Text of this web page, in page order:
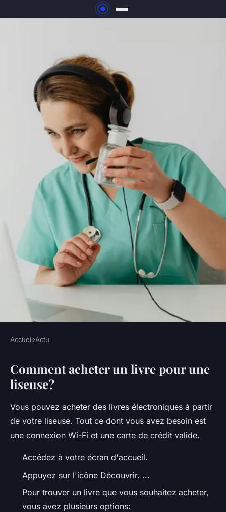
Comment télécharger un livre
gratuitement sur une liseuse ?
•5 octobre 2022•4 min de lecture
Accueil›Actu
Comment acheter un livre pour une
liseuse?
Vous pouvez acheter des livres électroniques à partir
de votre liseuse. Tout ce dont vous avez besoin est
une connexion Wi-Fi et une carte de crédit valide.
Accédez à votre écran d'accueil.
Appuyez sur l'icône Découvrir. ...
Pour trouver un livre que vous souhaitez acheter,
vous avez plusieurs options: